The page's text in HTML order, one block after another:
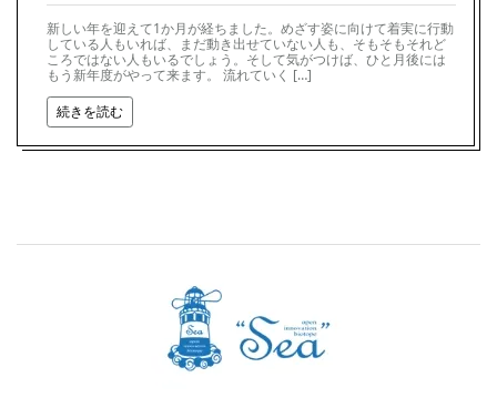
新しい年を迎えて1か月が経ちました。めざす姿に向けて着実に行動
している人もいれば、まだ動き出せていない人も、そもそもそれど
ころではない人もいるでしょう。そして気がつけば、ひと月後には
もう新年度がやって来ます。 流れていく […]
続きを読む